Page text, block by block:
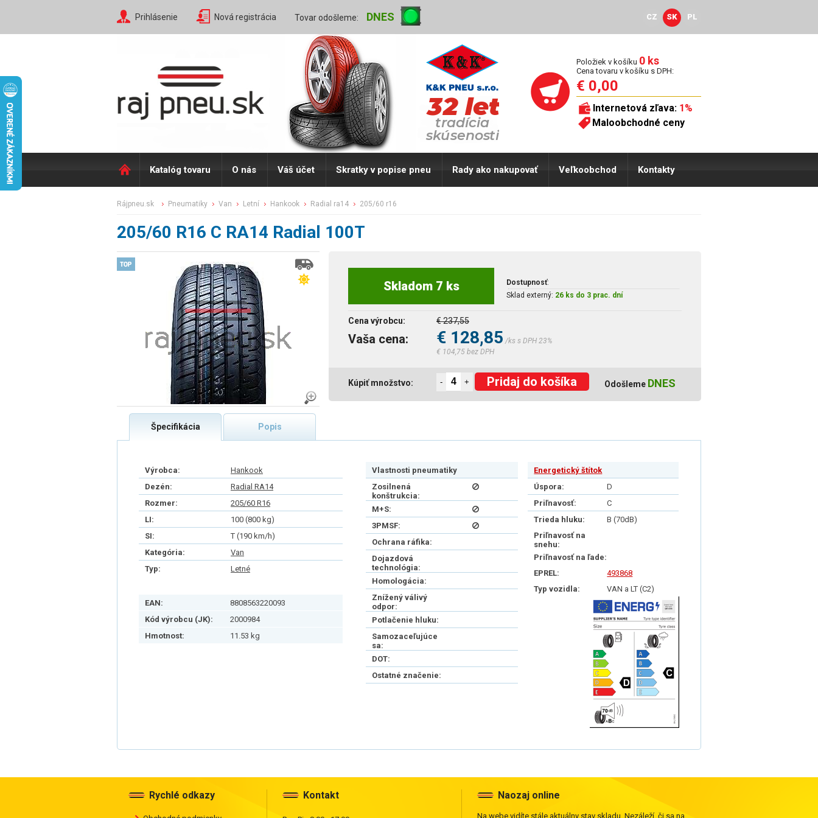
Prihlásenie Nová registrácia Tovar odošleme: DNES CZ SK PL
Položiek v košíku 0 ks
Cena tovaru v košíku s DPH:
€ 0,00
Internetová zľava: 1%
Maloobchodné ceny
Katalóg tovaru O nás Váš účet Skratky v popise pneu Rady ako nakupovať Veľkoobchod Kontakty
rájpneu.sk pneumatiky van letní hankook radial ra14 205/60 r16
205/60 R16 C RA14 Radial 100T
Skladom 7 ks Dostupnosť:
Sklad externý: 26 ks do 3 prac. dní
Cena výrobcu: € 237,55
Vaša cena: € 128,85 /ks s DPH 23%
€ 104,75 bez DPH
Kúpiť množstvo: Odošleme DNES
- + Pridaj do košíka
Špecifikácia Popis
Výrobca:
Hankook
Dezén:
Radial RA14
Rozmer:
205/60 R16
LI:
100 (800 kg)
SI:
T (190 km/h)
Kategória:
Van
Typ:
Letné
EAN:
8808563220093
Kód výrobcu (JK):
2000984
Hmotnost:
11.53 kg
Vlastnosti pneumatiky
Zosilnená
konštrukcia:
M+S:
3PMSF:
Ochrana ráfika:
Dojazdová
technológia:
Homologácia:
Znížený válivý
odpor:
Potlačenie hluku:
Samozaceľujúce
sa:
DOT:
Ostatné značenie:
Energetický štítok
Úspora:
D
Priľnavosť:
C
Trieda hluku:
B (70dB)
Priľnavosť na
snehu:
Priľnavosť na ľade:
EPREL:
493868
Typ vozidla:
VAN a LT (C2)
Rychlé odkazy Kontakt Naozaj online
Na webe vidíte stále aktuálny stav skladu. Nezáleží, či sa na